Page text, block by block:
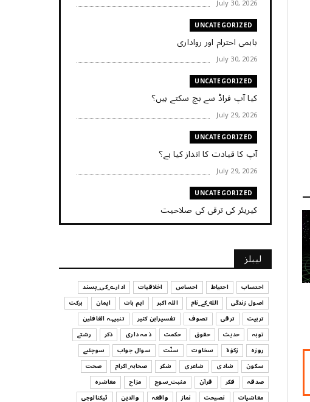
July 30, 2026
UNCATEGORIZED
باہمی احترام اور رواداری
July 30, 2026
UNCATEGORIZED
کیا آپ فراڈ سے بچ سکتے ہیں؟
July 29, 2026
UNCATEGORIZED
آپ کا قیادت کا انداز کیا ہے؟
July 29, 2026
UNCATEGORIZED
کیریئر کی ترقی کی صلاحیت
July 29, 2026
UNCATEGORIZED
کیا آپ اپنے باس کو مؤثر طریقے سے منظم کر رہے
ہیں
July 29, 2026
UNCATEGORIZED
اس وقت آپ کا موڈ کیسا ہے؟
July 29, 2026
UNCATEGORIZED
قرض لینے اور دینے میں ہوشیاری
لیبلز
احتساب احتیاط احساس اخلاقیات
ادارے_کی_پسند
اصول زندگی
الله_کے_نام اللہ اکبر اہم بات ایمان
برکت
تربیت
ترقی تصوف تفسیرابن کثیر
تنبیہہ الغافلین
توبہ
حدیث حقوق حکمت ذمہ داری ذکر
رشتے
روزہ
زکوٰۃ سخاوت سنّت سوال جواب
سوچئیے
سکون
شادی شاعری شکر صحابہ_اکرام
صحت
صدقہ
فکر قرآن مثبت_سوچ مزاح
معاشرہ
معاشیات
نصیحت نماز واقعہ والدین
ٹیکنالوجی